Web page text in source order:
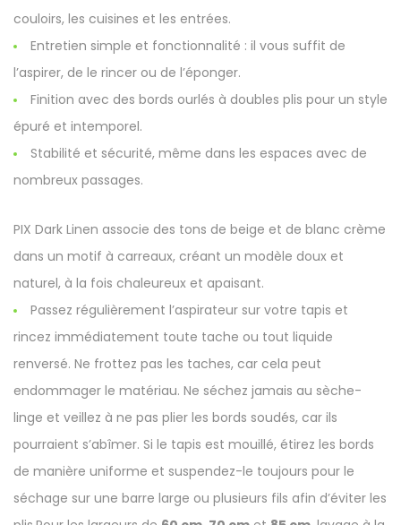
couloirs, les cuisines et les entrées.
Entretien simple et fonctionnalité : il vous suffit de
l’aspirer, de le rincer ou de l’éponger.
Finition avec des bords ourlés à doubles plis pour un style
épuré et intemporel.
Stabilité et sécurité, même dans les espaces avec de
nombreux passages.
PIX Dark Linen associe des tons de beige et de blanc crème
dans un motif à carreaux, créant un modèle doux et
naturel, à la fois chaleureux et apaisant.
Passez régulièrement l’aspirateur sur votre tapis et
rincez immédiatement toute tache ou tout liquide
renversé. Ne frottez pas les taches, car cela peut
endommager le matériau. Ne séchez jamais au sèche-
linge et veillez à ne pas plier les bords soudés, car ils
pourraient s’abîmer. Si le tapis est mouillé, étirez les bords
de manière uniforme et suspendez-le toujours pour le
séchage sur une barre large ou plusieurs fils afin d’éviter les